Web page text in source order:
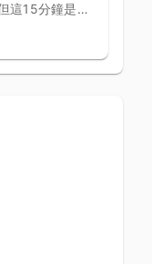
這15分鐘是預
。